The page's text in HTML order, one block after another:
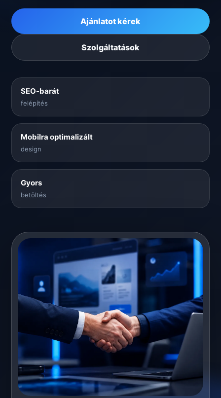
Ajánlatot kérek
Szolgáltatások
SEO-barát
felépítés
Mobilra optimalizált
design
Gyors
betöltés